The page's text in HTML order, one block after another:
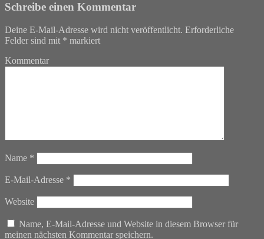
Schreibe einen Kommentar
Deine E-Mail-Adresse wird nicht veröffentlicht. Erforderliche
Felder sind mit * markiert
Kommentar
Name *
E-Mail-Adresse *
Website
Name, E-Mail-Adresse und Website in diesem Browser für
meinen nächsten Kommentar speichern.